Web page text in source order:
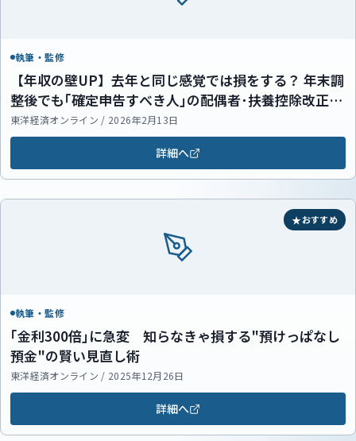
執筆・監修
【年収の壁UP】去年と同じ感覚では損をする？ 年末調
整後でも｢確定申告すべき人｣の配偶者･扶養控除改正ポ
イント
東洋経済オンライン / 2026年2月13日
詳細へ
おすすめ
執筆・監修
｢金利300倍｣に急変 知らなきゃ損する"預けっぱなし
預金"の賢い見直し術
東洋経済オンライン / 2025年12月26日
詳細へ